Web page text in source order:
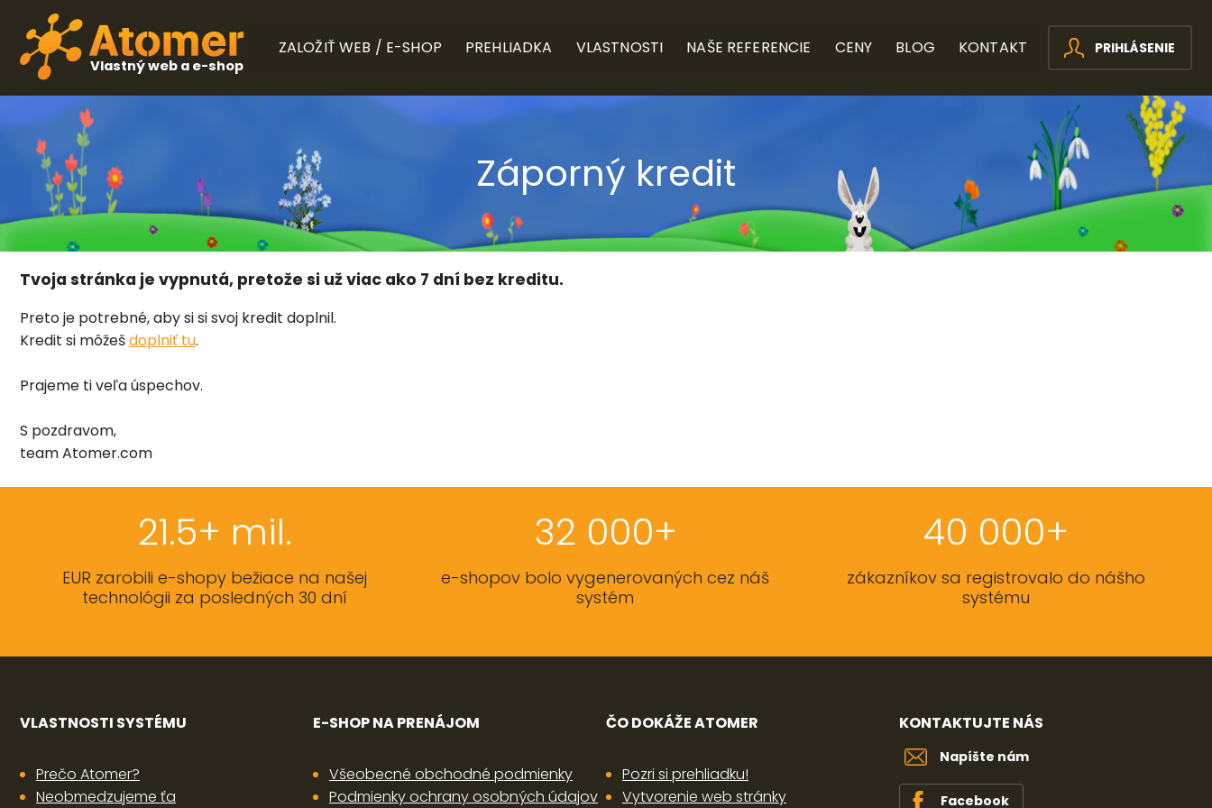
Vlastný web a e-shop
PRIHLÁSENIE
ZALOŽIŤ WEB / E-SHOP PREHLIADKA VLASTNOSTI NAŠE REFERENCIE CENY BLOG KONTAKT
Záporný kredit
Tvoja stránka je vypnutá, pretože si už viac ako 7 dní bez kreditu.
Preto je potrebné, aby si si svoj kredit doplnil.
Kredit si môžešdoplniť tu.
Prajeme ti veľa úspechov.
S pozdravom,
team Atomer.com
21.5+ mil.
EUR zarobili e-shopy bežiace na našej
technológii za posledných 30 dní
32 000+
e-shopov bolo vygenerovaných cez náš
systém
40 000+
zákazníkov sa registrovalo do nášho
systému
VLASTNOSTI SYSTÉMU
Prečo Atomer?
Neobmedzujeme ťa
E-SHOP NA PRENÁJOM
Všeobecné obchodné podmienky
Podmienky ochrany osobných údajov
ČO DOKÁŽE ATOMER
Pozri si prehliadku!
Vytvorenie web stránky
KONTAKTUJTE NÁS
Napíšte nám
Facebook